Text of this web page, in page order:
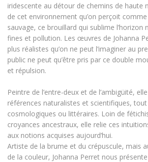
iridescente au détour de chemins de
de cet environnement qu’on perçoit
sauvage, ce brouillard qui sublime l’horizon
fines et pollution. Les œuvres de Johanna
plus réalistes qu’on ne peut l’imaginer au
public ne peut qu’être pris par ce double
et répulsion.
Peintre de l’entre-deux et de l’ambigüité,
références naturalistes et scientifiques,
cosmologiques ou littéraires. Loin de
croyances ancestraux, elle relie ces
aux notions acquises aujourd’hui.
Artiste de la brume et du crépuscule, mais
de la couleur, Johanna Perret nous